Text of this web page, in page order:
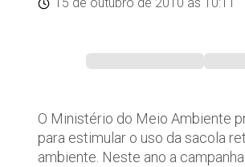
O Ministério do Meio Ambiente
para estimular o uso da sacola
ambiente. Neste ano a